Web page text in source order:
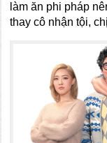
làm ăn phi pháp
thay cô nhận tội,